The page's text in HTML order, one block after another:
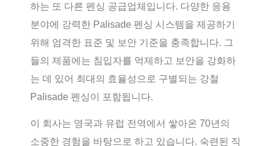
하는 또 다른 펜싱 공급업체입니다. 다양한 응용
분야에 강력한 Palisade 펜싱 시스템을 제공하기
위해 엄격한 표준 및 보안 기준을 충족합니다. 그
들의 제품에는 침입자를 억제하고 보안을 강화하
는 데 있어 최대의 효율성으로 구별되는 강철
Palisade 펜싱이 포함됩니다.
이 회사는 영국과 유럽 전역에서 쌓아온 70년의
소중한 경험을 바탕으로 하고 있습니다. 숙련된 직